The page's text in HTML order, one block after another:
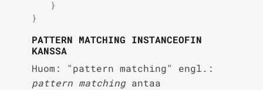
PATTERN MATCHING INSTANCEOFIN
KANSSA
Huom: "pattern matching" engl.:
pattern matchingantaa